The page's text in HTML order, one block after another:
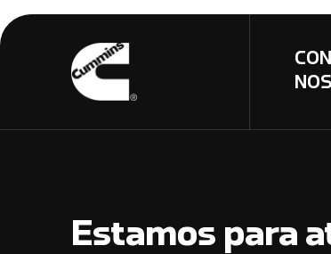
Estamos para